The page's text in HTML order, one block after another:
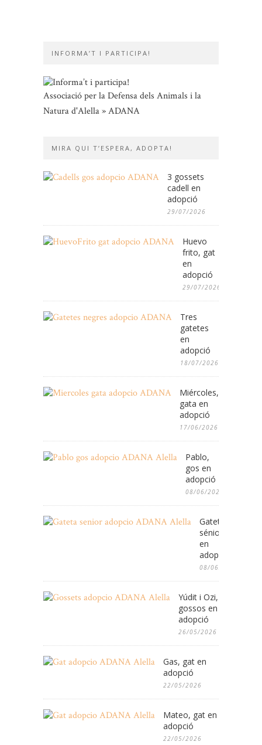
INFORMA’T I PARTICIPA!
Associació per la Defensa dels Animals i la
Natura d'Alella » ADANA
MIRA QUI T’ESPERA, ADOPTA!
3 gossets
cadell en
adopció
29/07/2026
Huevo
frito, gat
en
adopció
29/07/2026
Tres
gatetes
en
adopció
18/07/2026
Miércoles,
gata en
adopció
17/06/2026
Pablo,
gos en
adopció
08/06/2026
Gateta
sénior
en
adopció
08/06/2026
Yúdit i Ozi,
gossos en
adopció
26/05/2026
Gas, gat en
adopció
22/05/2026
Mateo, gat en
adopció
22/05/2026